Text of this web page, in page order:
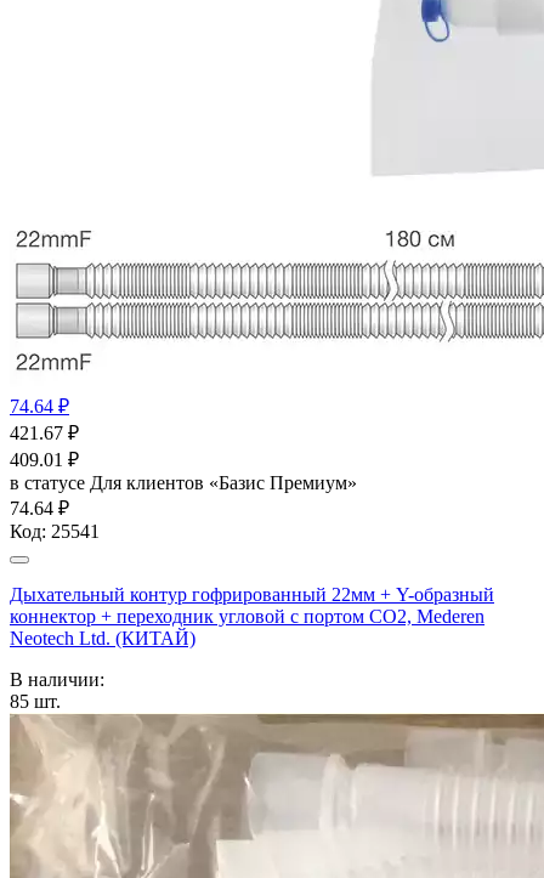
74.64 ₽
421.67 ₽
409.01 ₽
в статусе Для клиентов «Базис Премиум»
74.64 ₽
Код: 25541
Дыхательный контур гофрированный 22мм + Y-образный
коннектор + переходник угловой с портом СО2, Mederen
Neotech Ltd. (КИТАЙ)
В наличии:
85 шт.